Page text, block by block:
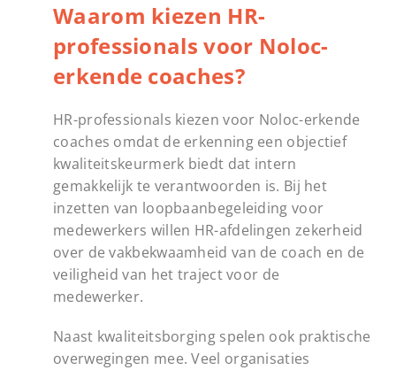
Waarom kiezen HR-
professionals voor Noloc-
erkende coaches?
HR-professionals kiezen voor Noloc-erkende
coaches omdat de erkenning een objectief
kwaliteitskeurmerk biedt dat intern
gemakkelijk te verantwoorden is. Bij het
inzetten van loopbaanbegeleiding voor
medewerkers willen HR-afdelingen zekerheid
over de vakbekwaamheid van de coach en de
veiligheid van het traject voor de
medewerker.
Naast kwaliteitsborging spelen ook praktische
overwegingen mee. Veel organisaties